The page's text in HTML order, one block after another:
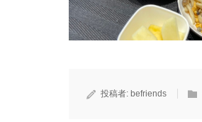
投稿者: befriends